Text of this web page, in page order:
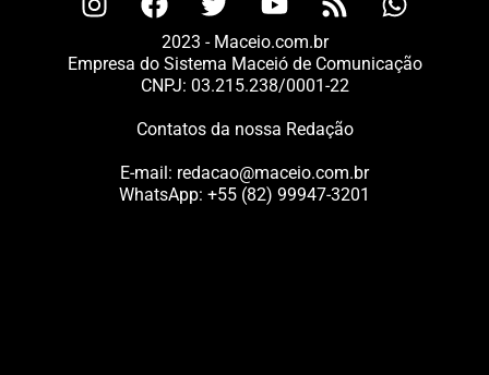
2023 - Maceio.com.br
Empresa do Sistema Maceió de Comunicação
CNPJ: 03.215.238/0001-22
Contatos da nossa Redação
E-mail: redacao@maceio.com.br
WhatsApp: +55 (82) 99947-3201